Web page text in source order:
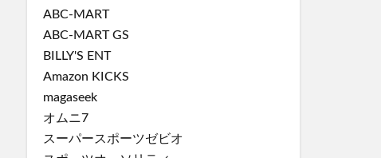
ABC-MART
ABC-MART GS
BILLY'S ENT
Amazon KICKS
magaseek
オムニ7
スーパースポーツゼビオ